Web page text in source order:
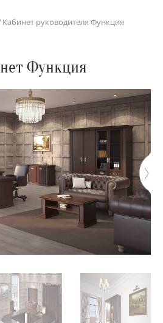
Кабинет руководителя Функция
Функция